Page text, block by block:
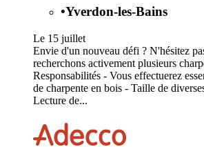
•Yverdon-les-Bains
Le 15 juillet
Envie d'un nouveau défi ? N'hésitez
recherchons activement plusieurs
Responsabilités - Vous effectuerez
de charpente en bois - Taille de
Lecture de...